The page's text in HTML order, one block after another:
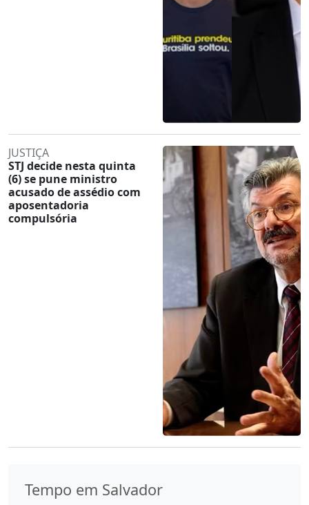
JUSTIÇA
STJ decide nesta quinta
(6) se pune ministro
acusado de assédio com
aposentadoria
compulsória
Tempo em Salvador